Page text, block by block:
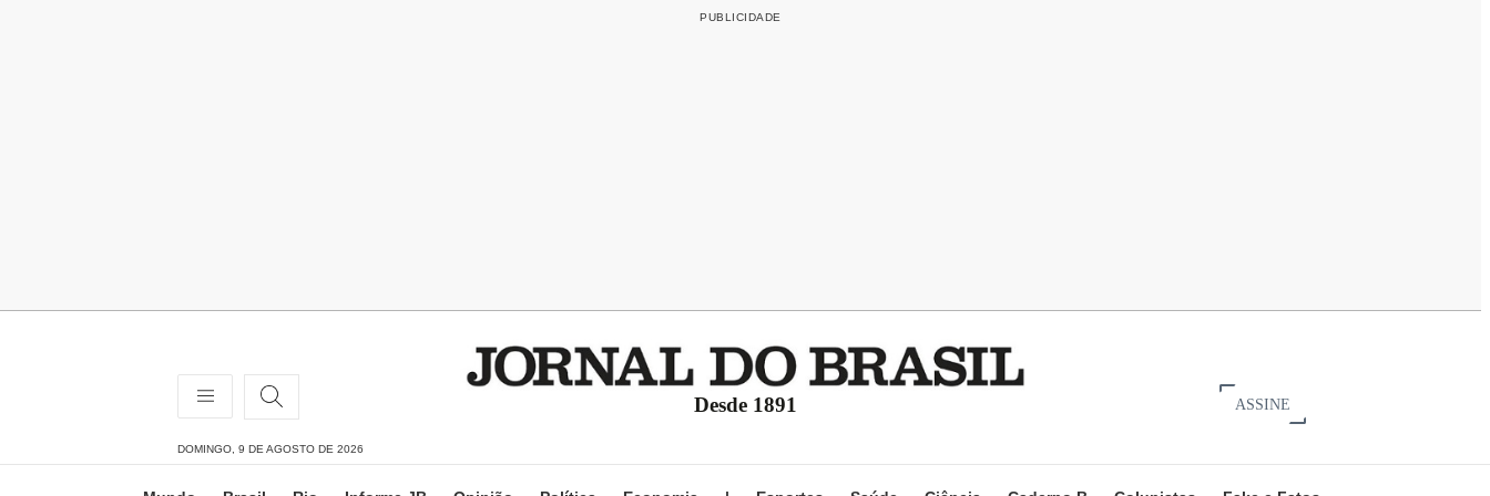
Desde 1891 ASSINE
DOMINGO, 9 DE AGOSTO DE 2026